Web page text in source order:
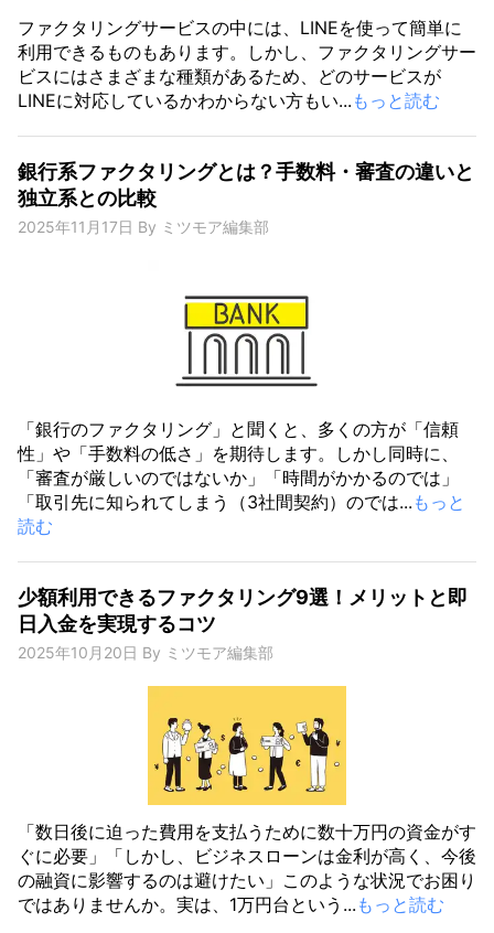
ファクタリングサービスの中には、LINEを使って簡単に
利用できるものもあります。しかし、ファクタリングサー
ビスにはさまざまな種類があるため、どのサービスが
LINEに対応しているかわからない方もい... もっと読む
銀行系ファクタリングとは？手数料・審査の違いと
独立系との比較
2025年11月17日 By ミツモア編集部
「銀行のファクタリング」と聞くと、多くの方が「信頼
性」や「手数料の低さ」を期待します。しかし同時に、
「審査が厳しいのではないか」「時間がかかるのでは」
「取引先に知られてしまう（3社間契約）のでは... もっと
読む
少額利用できるファクタリング9選！メリットと即
日入金を実現するコツ
2025年10月20日 By ミツモア編集部
「数日後に迫った費用を支払うために数十万円の資金がす
ぐに必要」「しかし、ビジネスローンは金利が高く、今後
の融資に影響するのは避けたい」このような状況でお困り
ではありませんか。実は、1万円台という... もっと読む